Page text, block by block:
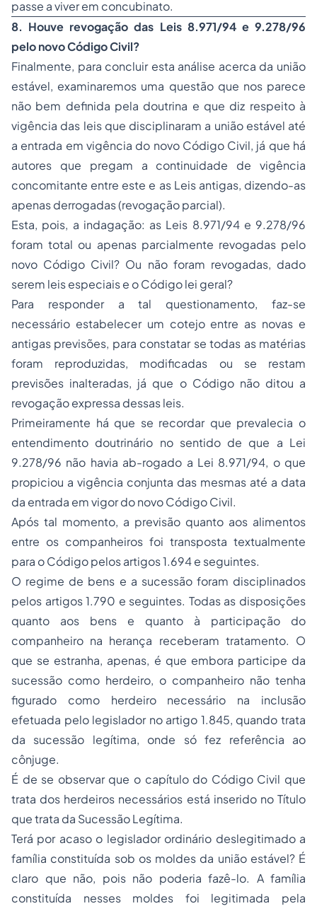
passe a viver em concubinato.
8. Houve revogação das Leis 8.971/94 e 9.278/96
pelo novo Código Civil?
Finalmente, para concluir esta análise acerca da união
estável, examinaremos uma questão que nos parece
não bem definida pela doutrina e que diz respeito à
vigência das leis que disciplinaram a união estável até
a entrada em vigência do novo Código Civil, já que há
autores que pregam a continuidade de vigência
concomitante entre este e as Leis antigas, dizendo-as
apenas derrogadas (revogação parcial).
Esta, pois, a indagação: as Leis 8.971/94 e 9.278/96
foram total ou apenas parcialmente revogadas pelo
novo Código Civil? Ou não foram revogadas, dado
serem leis especiais e o Código lei geral?
Para responder a tal questionamento, faz-se
necessário estabelecer um cotejo entre as novas e
antigas previsões, para constatar se todas as matérias
foram reproduzidas, modificadas ou se restam
previsões inalteradas, já que o Código não ditou a
revogação expressa dessas leis.
Primeiramente há que se recordar que prevalecia o
entendimento doutrinário no sentido de que a Lei
9.278/96 não havia ab-rogado a Lei 8.971/94, o que
propiciou a vigência conjunta das mesmas até a data
da entrada em vigor do novo Código Civil.
Após tal momento, a previsão quanto aos alimentos
entre os companheiros foi transposta textualmente
para o Código pelos artigos 1.694 e seguintes.
O regime de bens e a sucessão foram disciplinados
pelos artigos 1.790 e seguintes. Todas as disposições
quanto aos bens e quanto à participação do
companheiro na herança receberam tratamento. O
que se estranha, apenas, é que embora participe da
sucessão como herdeiro, o companheiro não tenha
figurado como herdeiro necessário na inclusão
efetuada pelo legislador no artigo 1.845, quando trata
da sucessão legítima, onde só fez referência ao
cônjuge.
É de se observar que o capítulo do Código Civil que
trata dos herdeiros necessários está inserido no Título
que trata da Sucessão Legítima.
Terá por acaso o legislador ordinário deslegitimado a
família constituída sob os moldes da união estável? É
claro que não, pois não poderia fazê-lo. A família
constituída nesses moldes foi legitimada pela